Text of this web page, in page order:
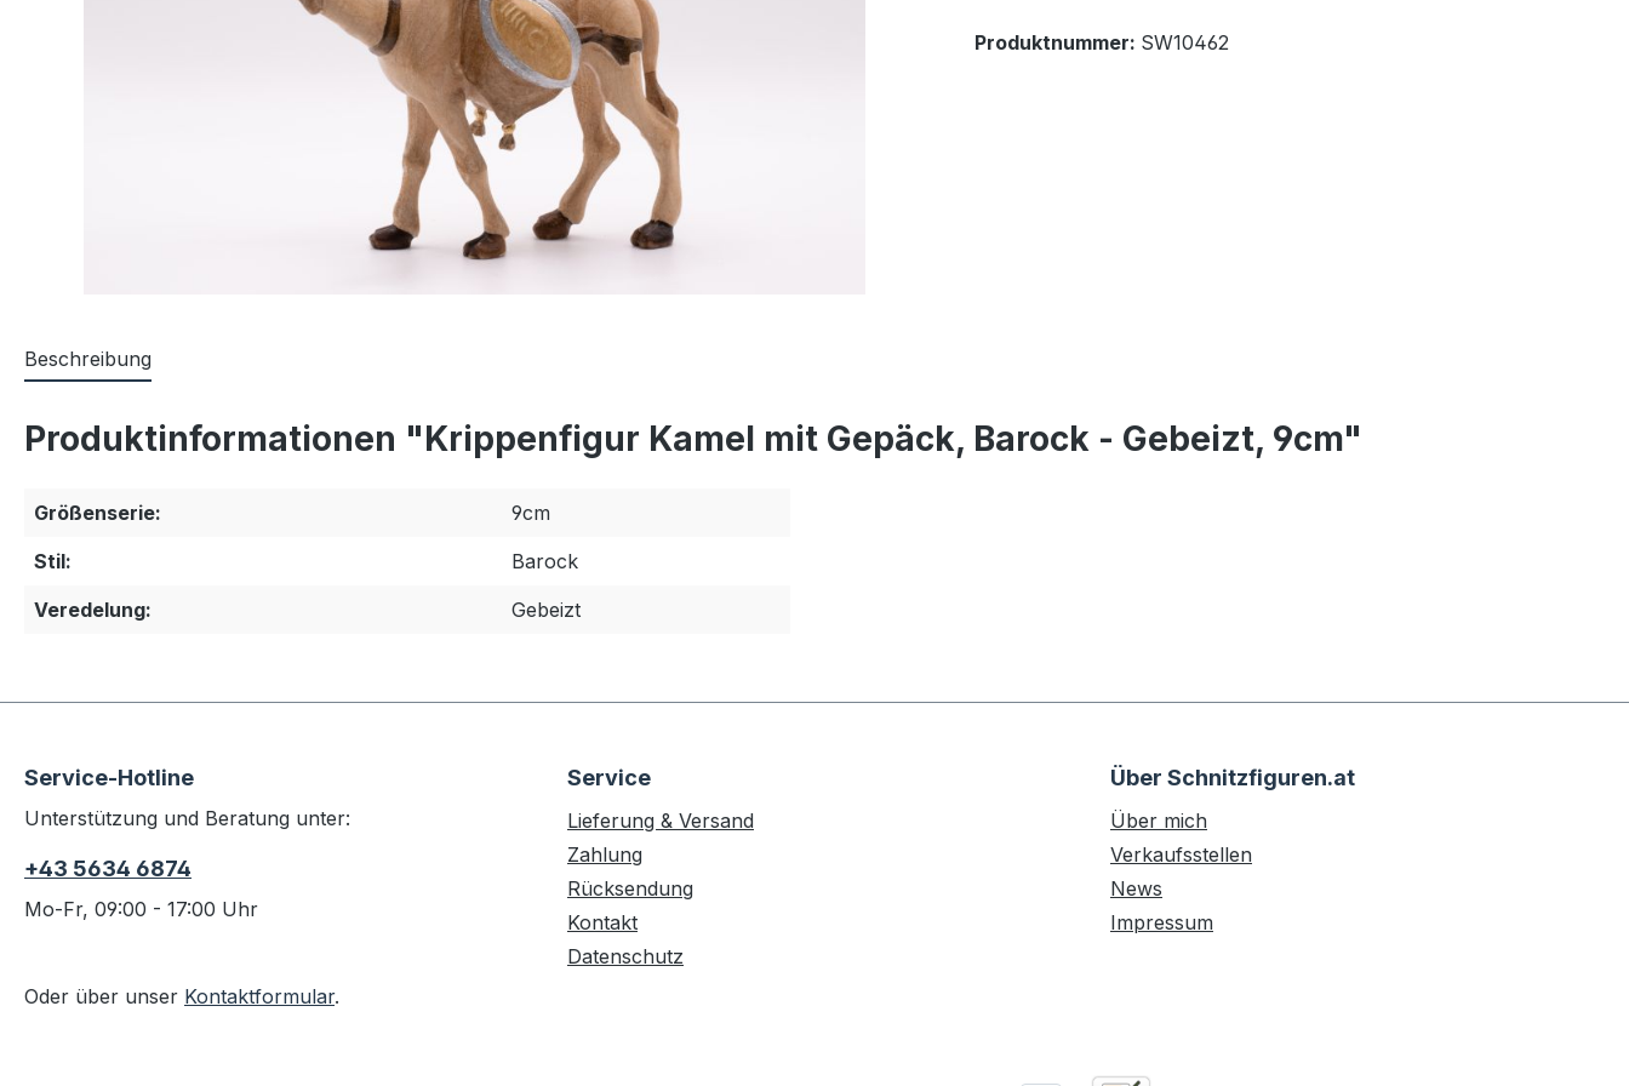
Produktnummer: SW10462
Beschreibung
Produktinformationen "Krippenfigur Kamel mit Gepäck, Barock - Gebeizt, 9cm"
Größenserie:
9cm
Stil:
Barock
Veredelung:
Gebeizt
Service-Hotline
Unterstützung und Beratung unter:
+43 5634 6874
Mo-Fr, 09:00 - 17:00 Uhr
Oder über unser Kontaktformular.
Service
Lieferung & Versand
Zahlung
Rücksendung
Kontakt
Datenschutz
Über Schnitzfiguren.at
Über mich
Verkaufsstellen
News
Impressum